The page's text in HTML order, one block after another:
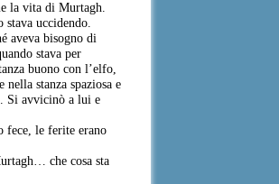
la vita di Murtagh.
stava uccidendo.
aveva bisogno di
stava per
buono con l’elfo,
stanza spaziosa e
Si avvicinò a lui e
fece, le ferite erano
che cosa sta